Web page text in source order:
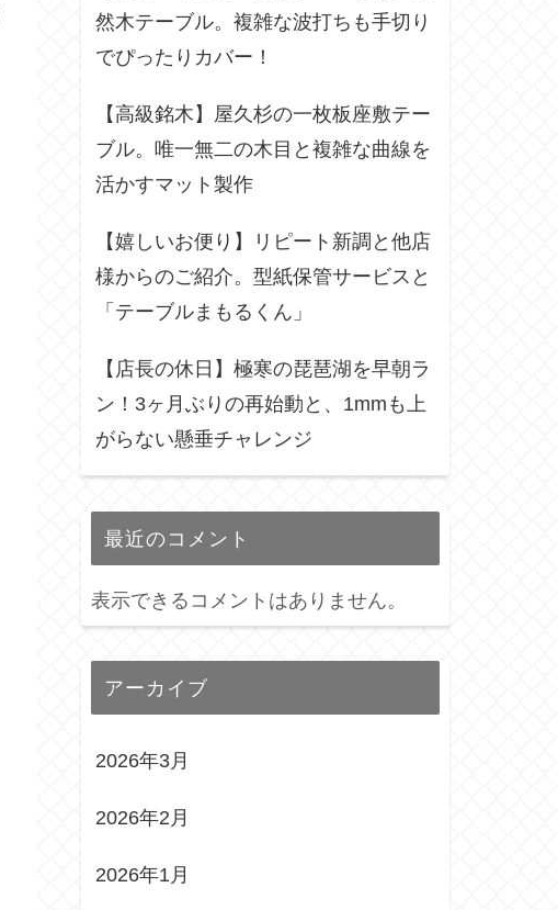
然木テーブル。複雑な波打ちも手切り
でぴったりカバー！
【高級銘木】屋久杉の一枚板座敷テー
ブル。唯一無二の木目と複雑な曲線を
活かすマット製作
【嬉しいお便り】リピート新調と他店
様からのご紹介。型紙保管サービスと
「テーブルまもるくん」
【店長の休日】極寒の琵琶湖を早朝ラ
ン！3ヶ月ぶりの再始動と、1mmも上
がらない懸垂チャレンジ
最近のコメント
表示できるコメントはありません。
アーカイブ
2026年3月
2026年2月
2026年1月